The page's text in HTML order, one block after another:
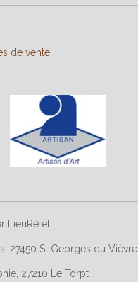
de vente
LieuRé et
27450 St Georges du Vièvre
27210 Le Torpt